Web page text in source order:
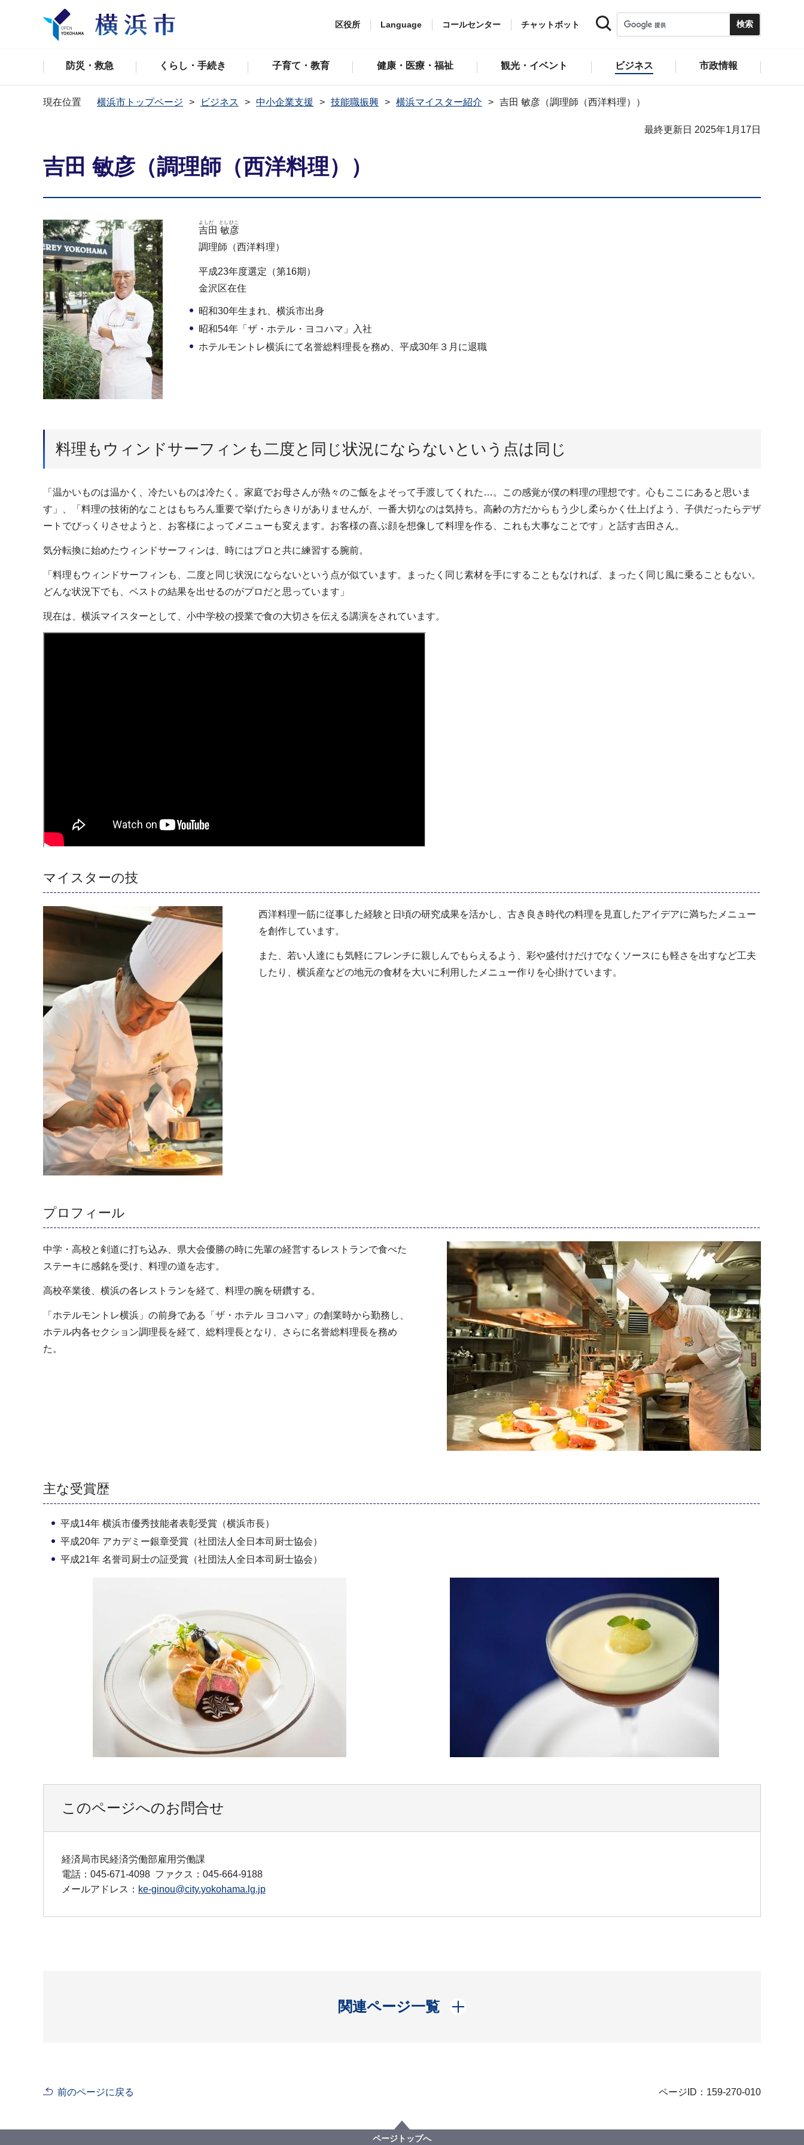
区役所 Language コールセンター チャットボット
防災・救急 くらし・手続き 子育て・教育 健康・医療・福祉 観光・イベント ビジネス 市政情報
現在位置 横浜市トップページ ビジネス 中小企業支援 技能職振興 横浜マイスター紹介 吉田 敏彦（調理師（西洋料理））
最終更新日 2025年1月17日
吉田 敏彦（調理師（西洋料理））
吉田 敏彦
よしだ としひこ
調理師（西洋料理）
平成23年度選定（第16期）
金沢区在住
昭和30年生まれ、横浜市出身
昭和54年「ザ・ホテル・ヨコハマ」入社
ホテルモントレ横浜にて名誉総料理長を務め、平成30年３月に退職
料理もウィンドサーフィンも二度と同じ状況にならないという点は同じ
「温かいものは温かく、冷たいものは冷たく。家庭でお母さんが熱々のご飯をよそって手渡してくれた…。この感覚が僕の料理の理想です。心もここにあると思いま
す」、「料理の技術的なことはもちろん重要で挙げたらきりがありませんが、一番大切なのは気持ち。高齢の方だからもう少し柔らかく仕上げよう、子供だったらデザ
ートでびっくりさせようと、お客様によってメニューも変えます。お客様の喜ぶ顔を想像して料理を作る、これも大事なことです」と話す吉田さん。
気分転換に始めたウィンドサーフィンは、時にはプロと共に練習する腕前。
「料理もウィンドサーフィンも、二度と同じ状況にならないという点が似ています。まったく同じ素材を手にすることもなければ、まったく同じ風に乗ることもない。
どんな状況下でも、ベストの結果を出せるのがプロだと思っています」
現在は、横浜マイスターとして、小中学校の授業で食の大切さを伝える講演をされています。
マイスターの技
西洋料理一筋に従事した経験と日頃の研究成果を活かし、古き良き時代の料理を見直したアイデアに満ちたメニュー
を創作しています。
また、若い人達にも気軽にフレンチに親しんでもらえるよう、彩や盛付けだけでなくソースにも軽さを出すなど工夫
したり、横浜産などの地元の食材を大いに利用したメニュー作りを心掛けています。
プロフィール
中学・高校と剣道に打ち込み、県大会優勝の時に先輩の経営するレストランで食べた
ステーキに感銘を受け、料理の道を志す。
高校卒業後、横浜の各レストランを経て、料理の腕を研鑽する。
「ホテルモントレ横浜」の前身である「ザ・ホテル ヨコハマ」の創業時から勤務し、
ホテル内各セクション調理長を経て、総料理長となり、さらに名誉総料理長を務め
た。
主な受賞歴
平成14年 横浜市優秀技能者表彰受賞（横浜市長）
平成20年 アカデミー銀章受賞（社団法人全日本司厨士協会）
平成21年 名誉司厨士の証受賞（社団法人全日本司厨士協会）
このページへのお問合せ
経済局市民経済労働部雇用労働課
電話：045-671-4098 ファクス：045-664-9188
メールアドレス： ke-ginou@city.yokohama.lg.jp
関連ページ一覧
開く
前のページに戻る ページID：159-270-010
ページトップへ